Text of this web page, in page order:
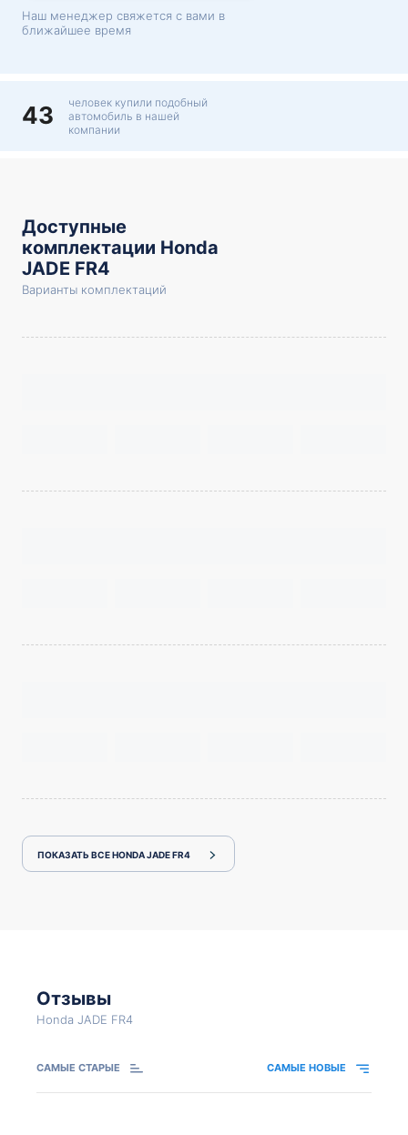
Наш менеджер свяжется с вами в
ближайшее время
43
человек купили подобный
автомобиль в нашей
компании
Доступные
комплектации Honda
JADE FR4
Варианты комплектаций
ПОКАЗАТЬ ВСЕ HONDA JADE FR4
Отзывы
Honda JADE FR4
САМЫЕ СТАРЫЕ САМЫЕ НОВЫЕ